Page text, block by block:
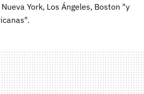
York, Los Ángeles, Boston "y